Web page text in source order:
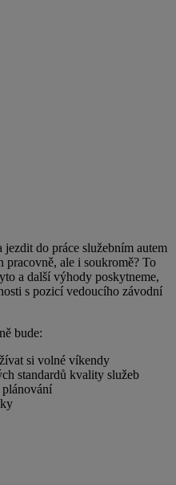
do práce služebním autem
pracovně, ale i soukromě? To
a další výhody poskytneme,
s pozicí vedoucího závodní
bude:
si volné víkendy
standardů kvality služeb
plánování